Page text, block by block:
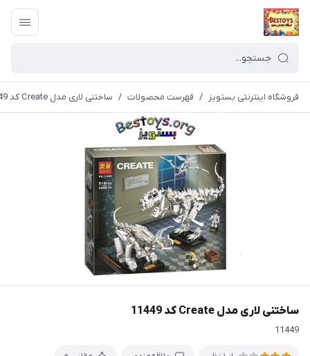
فروشگاه اینترنتی بستویز / فهرست محصولات / ساختنی لاری مدل Create کد 11449
ساختنی لاری مدل Create کد 11449
11449